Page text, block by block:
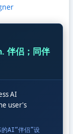
伴侣；同伴
AI
user's
AI“伴侣”设